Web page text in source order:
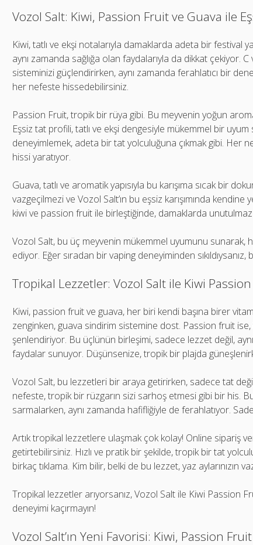
Vozol Salt: Kiwi, Passion Fruit ve Guava ile
Kiwi, tatlı ve ekşi notalarıyla damaklarda adeta bir festival
aynı zamanda sağlığa olan faydalarıyla da dikkat çekiyor. C
sisteminizi güçlendirirken, aynı zamanda ferahlatıcı bir
her nefeste hissedebilirsiniz.
Passion Fruit, tropik bir rüya gibi. Bu meyvenin yoğun
Eşsiz tat profili, tatlı ve ekşi dengesiyle mükemmel bir
deneyimlemek, adeta bir tat yolculuğuna çıkmak gibi. Her
hissi yaratıyor.
Guava, tatlı ve aromatik yapısıyla bu karışıma sıcak bir
vazgeçilmezi ve Vozol Salt’ın bu eşsiz karışımında kendine
kiwi ve passion fruit ile birleştiğinde, damaklarda unutulmaz
Vozol Salt, bu üç meyvenin mükemmel uyumunu sunarak,
ediyor. Eğer sıradan bir vaping deneyiminden sıkıldıysanız,
Tropikal Lezzetler: Vozol Salt ile Kiwi
Kiwi, passion fruit ve guava, her biri kendi başına birer
zenginken, guava sindirim sistemine dost. Passion fruit ise,
şenlendiriyor. Bu üçlünün birleşimi, sadece lezzet değil,
faydalar sunuyor. Düşünsenize, tropik bir plajda
Vozol Salt, bu lezzetleri bir araya getirirken, sadece tat
nefeste, tropik bir rüzgarın sizi sarhoş etmesi gibi bir his.
sarmalarken, aynı zamanda hafifliğiyle de ferahlatıyor.
Artık tropikal lezzetlere ulaşmak çok kolay! Online sipariş
getirtebilirsiniz. Hızlı ve pratik bir şekilde, tropik bir tat
birkaç tıklama. Kim bilir, belki de bu lezzet, yaz aylarınızın
Tropikal lezzetler arıyorsanız, Vozol Salt ile Kiwi Passion
deneyimi kaçırmayın!
Vozol Salt’ın Yeni Favorisi: Kiwi, Passion